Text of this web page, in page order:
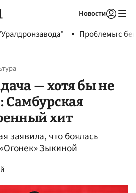
Новости
Проблемы с
— хотя бы не
Самбурская
хит
заявила, что боялась
Зыкиной